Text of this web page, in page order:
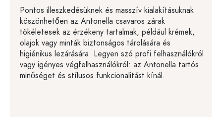
Pontos illeszkedésüknek és masszív kialakításuknak
köszönhetően az Antonella csavaros zárak
tökéletesek az érzékeny tartalmak, például krémek,
olajok vagy minták biztonságos tárolására és
higiénikus lezárására. Legyen szó profi felhasználókról
vagy igényes végfelhasználókról: az Antonella tartós
minőséget és stílusos funkcionalitást kínál.